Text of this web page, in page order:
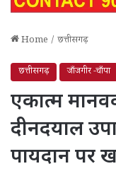
Home / छत्तीसगढ़
छत्तीसगढ़ जाँजगीर -चाँपा
एकात्म
दीनदयाल
पायदान पर